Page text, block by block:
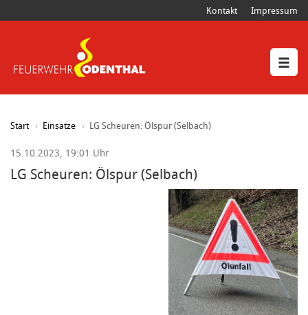
Kontakt Impressum
Start Einsätze LG Scheuren: Ölspur (Selbach)
15.10.2023, 19:01 Uhr
LG Scheuren: Ölspur (Selbach)